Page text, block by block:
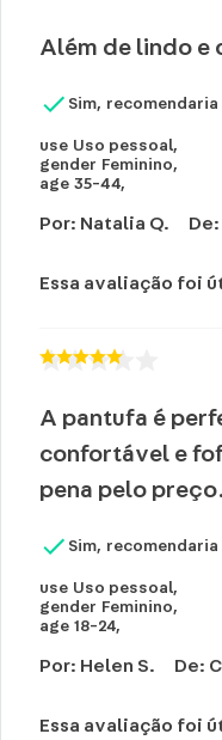
Além de lindo e
Sim, recomendaria
use Uso pessoal,
gender Feminino,
age 35-44,
Por: Natalia Q. De:
Essa avaliação foi
A pantufa é
confortável e
pena pelo preço.
Sim, recomendaria
use Uso pessoal,
gender Feminino,
age 18-24,
Por: Helen S. De:
Essa avaliação foi